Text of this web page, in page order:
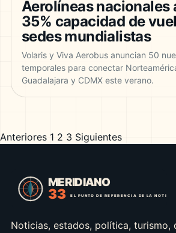
Aerolíneas nacionales
35% capacidad de
sedes mundialistas
Volaris y Viva Aerobus anuncian 50
temporales para conectar
Guadalajara y CDMX este verano.
Paginación
entradas
Anteriores 1 2 3 Siguientes
Noticias, estados, política, turismo,